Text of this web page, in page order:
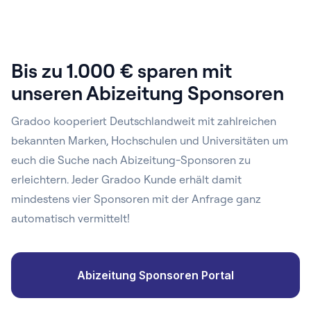
Bis zu 1.000 € sparen mit
unseren Abizeitung Sponsoren
Gradoo kooperiert Deutschlandweit mit zahlreichen
bekannten Marken, Hochschulen und Universitäten um
euch die Suche nach Abizeitung-Sponsoren zu
erleichtern. Jeder Gradoo Kunde erhält damit
mindestens vier Sponsoren mit der Anfrage ganz
automatisch vermittelt!
Abizeitung Sponsoren Portal